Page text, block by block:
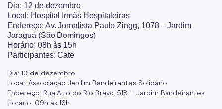
Dia: 12 de dezembro
Local: Hospital Irmãs Hospitaleiras
Endereço: Av. Jornalista Paulo Zingg, 1078 – Jardim
Jaraguá (São Domingos)
Horário: 08h às 15h
Participantes: Cate
Dia: 13 de dezembro
Local: Associação Jardim Bandeirantes Solidário
Endereço: Rua Alto do Rio Bravo, 518 – Jardim Bandeirantes
Horário: 09h às 16h